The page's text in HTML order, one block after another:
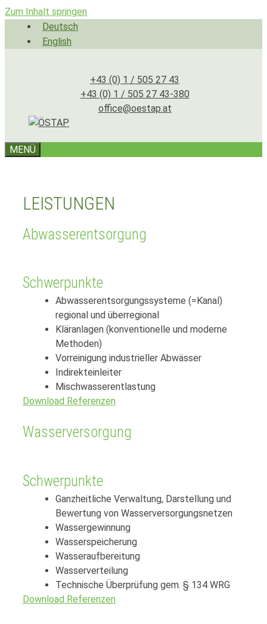
Zum Inhalt springen
Deutsch
English
+43 (0) 1 / 505 27 43
+43 (0) 1 / 505 27 43-380
office@oestap.at
MENÜ
LEISTUNGEN
Abwasserentsorgung
Schwerpunkte
Abwasserentsorgungssysteme (=Kanal)
regional und überregional
Kläranlagen (konventionelle und moderne
Methoden)
Vorreinigung industrieller Abwässer
Indirekteinleiter
Mischwasserentlastung
Download Referenzen
Wasserversorgung
Schwerpunkte
Ganzheitliche Verwaltung, Darstellung und
Bewertung von Wasserversorgungsnetzen
Wassergewinnung
Wasserspeicherung
Wasseraufbereitung
Wasserverteilung
Technische Überprüfung gem. § 134 WRG
Download Referenzen